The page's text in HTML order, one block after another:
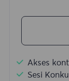
Akses
Sesi